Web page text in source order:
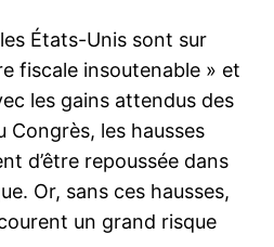
États-Unis sont sur
fiscale insoutenable » et
les gains attendus des
Congrès, les hausses
d’être repoussée dans
Or, sans ces hausses,
un grand risque